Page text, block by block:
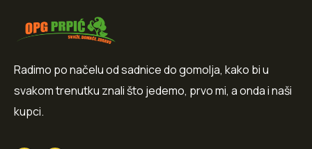
Radimo po načelu od sadnice do gomolja, kako bi u
svakom trenutku znali što jedemo, prvo mi, a onda i naši
kupci.